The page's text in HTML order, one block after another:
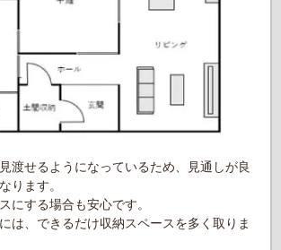
渡せるようになっているため、見通しが良
ります。
にする場合も安心です。
は、できるだけ収納スペースを多く取りま